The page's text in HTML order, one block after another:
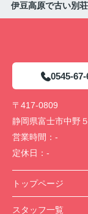
伊豆高原で古い別
0545-67-
〒417-0809
静岡県富士市中野
営業時間： -
定休日： -
トップページ
スタッフ一覧